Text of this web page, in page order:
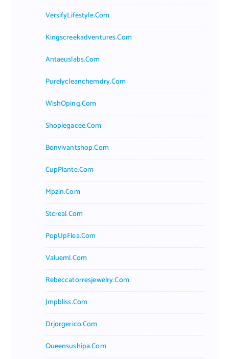
VersifyLifestyle.com
Kingscreekadventures.com
Antaeuslabs.com
Purelycleanchemdry.com
WishOping.com
Shoplegacee.com
Bonvivantshop.com
CupPlante.com
Mpzin.com
Stcreal.com
PopUpFlea.com
Valueml.com
Rebeccatorresjewelry.com
Jmpbliss.com
Drjorgerico.com
Queensushipa.com